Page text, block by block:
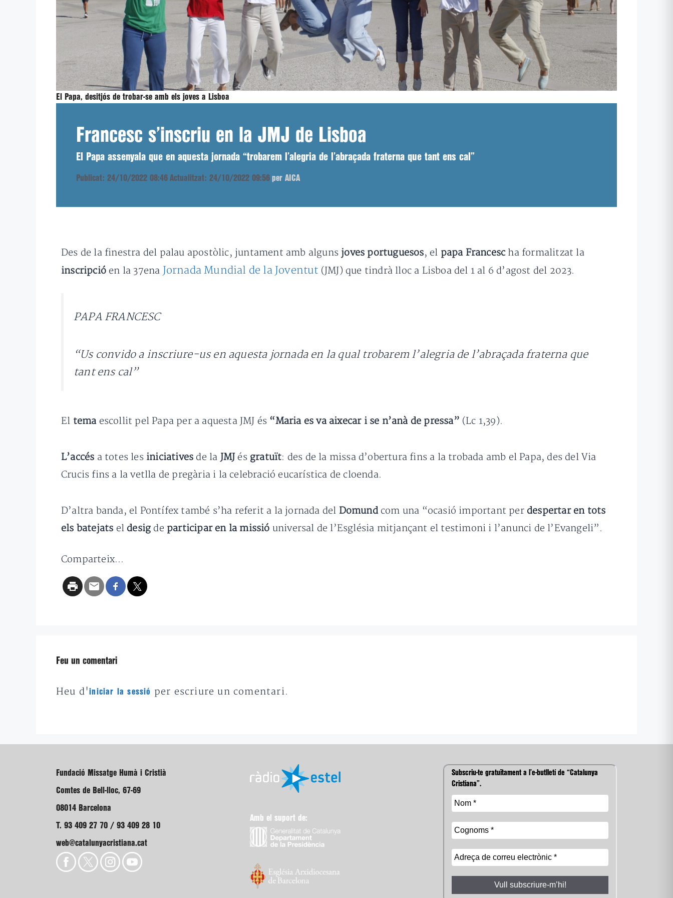
El Papa, desitjós de trobar-se amb els joves a Lisboa
Francesc s’inscriu en la JMJ de Lisboa
El Papa assenyala que en aquesta jornada “trobarem l’alegria de l’abraçada fraterna que tant ens cal”
Publicat: 24/10/2022 08:46 Actualitzat: 24/10/2022 09:56 per AICA
Des de la finestra del palau apostòlic, juntament amb alguns joves portuguesos, el papa Francescha formalitzat la
inscripció en la 37ena Jornada Mundial de la Joventut (JMJ) que tindrà lloc a Lisboa del 1 al 6 d’agost del 2023.
PAPA FRANCESC
“Us convido a inscriure-us en aquesta jornada en la qual trobarem l’alegria de l’abraçada fraterna que
tant ens cal”
El temaescollit pel Papa per a aquesta JMJ és “Maria es va aixecar i se n’anà de pressa” (Lc 1,39).
L’accés a totes les iniciatives de la JMJés gratuït: des de la missa d’obertura fins a la trobada amb el Papa, des del Via
Crucis fins a la vetlla de pregària i la celebració eucarística de cloenda.
D’altra banda, el Pontífex també s’ha referit a la jornada del Domund com una “ocasió important per despertar en tots
els batejats el desig de participar en la missió universal de l’Església mitjançant el testimoni i l’anunci de l’Evangeli”.
Comparteix...
Feu un comentari
Heu d'iniciar la sessió per escriure un comentari.
Fundació Missatge Humà i Cristià
Comtes de Bell-lloc, 67-69
08014 Barcelona
T. 93 409 27 70 / 93 409 28 10
web@catalunyacristiana.cat
Amb el suport de:
Subscriu-te gratuïtament a l’e-butlletí de “Catalunya
Cristiana”.